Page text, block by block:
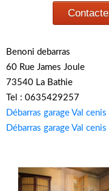
Benoni debarras
60 Rue James Joule
73540 La Bathie
Tel : 0635429257
Débarras garage Val
Débarras garage Val